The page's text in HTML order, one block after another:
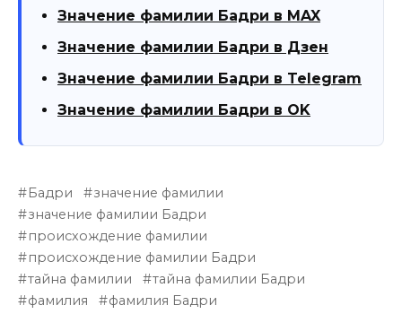
Значение фамилии Бадри в MAX
Значение фамилии Бадри в Дзен
Значение фамилии Бадри в Telegram
Значение фамилии Бадри в OK
Бадри
значение фамилии
значение фамилии Бадри
происхождение фамилии
происхождение фамилии Бадри
тайна фамилии
тайна фамилии Бадри
фамилия
фамилия Бадри